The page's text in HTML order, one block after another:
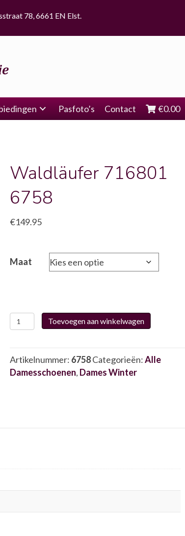
78, 6661 EN Elst.
Pasfoto’s Contact €0.00
Waldläufer 716801
6758
€149.95
Maat
Waldläufer
716801
aantal
Toevoegen aan winkelwagen
Artikelnummer: 6758 Categorieën:Alle
Damesschoenen, Dames Winter